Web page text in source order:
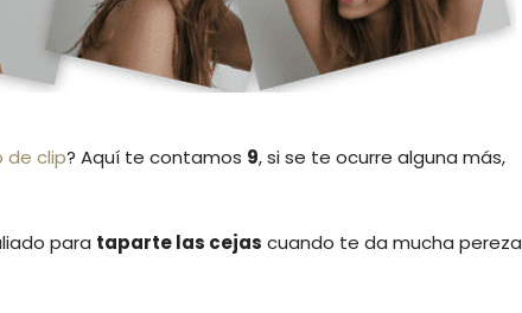
de clip? Aquí te contamos 9, si se te ocurre alguna más,
para taparte las cejas cuando te da mucha pereza